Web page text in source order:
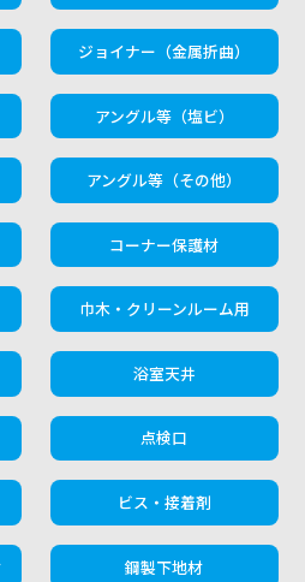
ジョイナー（金属折曲）
アングル等（塩ビ）
アングル等（その他）
コーナー保護材
巾木・クリーンルーム用
浴室天井
点検口
ビス・接着剤
鋼製下地材